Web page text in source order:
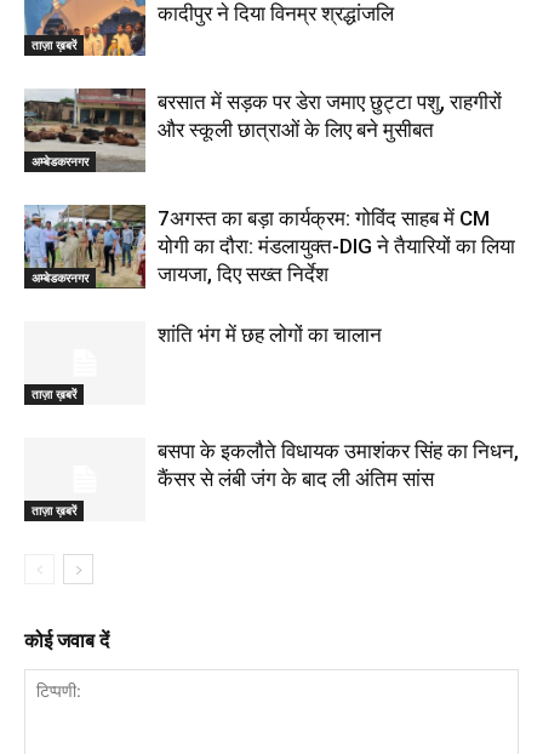
ताज़ा ख़बरें
कादीपुर ने दिया विनम्र श्रद्धांजलि
अम्बेडकरनगर
बरसात में सड़क पर डेरा जमाए छुट्टा पशु, राहगीरों
और स्कूली छात्राओं के लिए बने मुसीबत
अम्बेडकरनगर
7अगस्त का बड़ा कार्यक्रम: गोविंद साहब में CM
योगी का दौरा: मंडलायुक्त-DIG ने तैयारियों का लिया
जायजा, दिए सख्त निर्देश
ताज़ा ख़बरें
शांति भंग में छह लोगों का चालान
ताज़ा ख़बरें
बसपा के इकलौते विधायक उमाशंकर सिंह का निधन,
कैंसर से लंबी जंग के बाद ली अंतिम सांस
कोई जवाब दें